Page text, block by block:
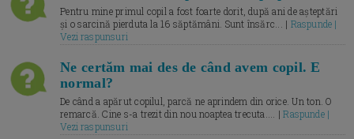
Pentru mine primul copil a fost foarte dorit, după ani de așteptări
și o sarcină pierduta la 16 săptămâni. Sunt însărc... | Raspunde |
Vezi raspunsuri
Ne certăm mai des de când avem copil. E
normal?
De când a apărut copilul, parcă ne aprindem din orice. Un ton. O
remarcă. Cine s-a trezit din nou noaptea trecuta.... |Raspunde |
Vezi raspunsuri